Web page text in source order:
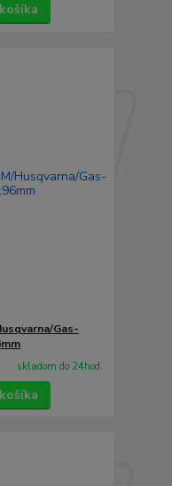
Gas-
skladom do 24hod.